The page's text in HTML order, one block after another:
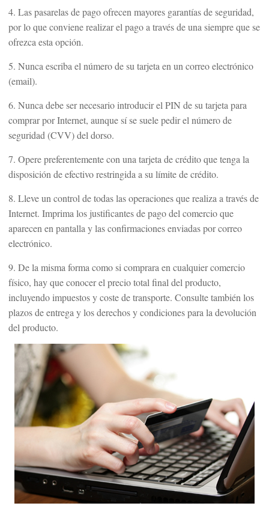
4. Las pasarelas de pago ofrecen mayores garantías de seguridad,
por lo que conviene realizar el pago a través de una siempre que se
ofrezca esta opción.
5. Nunca escriba el número de su tarjeta en un correo electrónico
(email).
6. Nunca debe ser necesario introducir el PIN de su tarjeta para
comprar por Internet, aunque sí se suele pedir el número de
seguridad (CVV) del dorso.
7. Opere preferentemente con una tarjeta de crédito que tenga la
disposición de efectivo restringida a su límite de crédito.
8. Lleve un control de todas las operaciones que realiza a través de
Internet. Imprima los justificantes de pago del comercio que
aparecen en pantalla y las confirmaciones enviadas por correo
electrónico.
9. De la misma forma como si comprara en cualquier comercio
físico, hay que conocer el precio total final del producto,
incluyendo impuestos y coste de transporte. Consulte también los
plazos de entrega y los derechos y condiciones para la devolución
del producto.